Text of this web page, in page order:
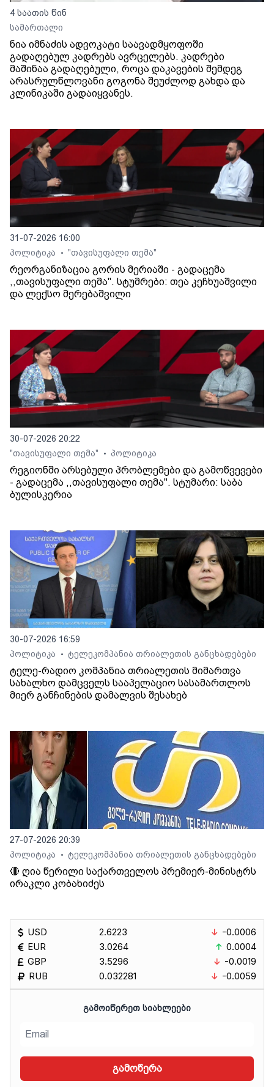
4 საათის წინ
სამართალი
ნია იმნაძის ადვოკატი საავადმყოფოში
გადაღებულ კადრებს ავრცელებს. კადრები
მაშინაა გადაღებული, როცა დაკავების შემდეგ
არასრულწლოვანი გოგონა შეუძლოდ გახდა და
კლინიკაში გადაიყვანეს.
31-07-2026 16:00
პოლიტიკა
• "თავისუფალი თემა"
რეორგანიზაცია გორის მერიაში - გადაცემა
,,თავისუფალი თემა". სტუმრები: თეა კეჩხუაშვილი
და ლექსო მერებაშვილი
30-07-2026 20:22
"თავისუფალი თემა"
• პოლიტიკა
რეგიონში არსებული პრობლემები და გამოწვევები
- გადაცემა ,,თავისუფალი თემა". სტუმარი: საბა
ბულისკერია
30-07-2026 16:59
პოლიტიკა
• ტელეკომპანია თრიალეთის განცხადებები
ტელე-რადიო კომპანია თრიალეთის მიმართვა
სახალხო დამცველს სააპელაციო სასამართლოს
მიერ განჩინების დამალვის შესახებ
27-07-2026 20:39
პოლიტიკა
• ტელეკომპანია თრიალეთის განცხადებები
🔴 ღია წერილი საქართველოს პრემიერ-მინისტრს
ირაკლი კობახიძეს
USD
EUR
GBP
RUB
2.6223
3.0264
3.5296
0.032281
-0.0006
0.0004
-0.0019
-0.0059
ᲒᲐᲛᲝᲘᲬᲔᲠᲔᲗ ᲡᲘᲐᲮᲚᲔᲔᲑᲘ
გამოწერა